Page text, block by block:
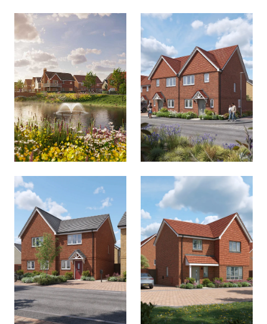
姓氏
電郵*
電話號碼*
留言
我同意 隱私權政策 服務條款.
电子邮件*
电话号码
我想在英國購買房產。
我同意隱私政策和 服務條款。
室内 CGI
全名*
電子郵件 *
电话号码*
我同意隱私權政策 服務條款.